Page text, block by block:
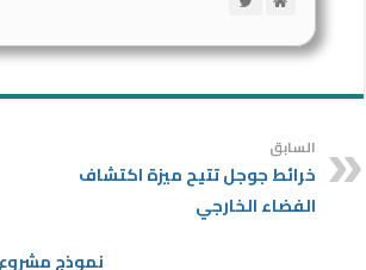
السابق
خرائط جوجل تتيح ميزة اكتشاف
الفضاء الخارجي
نموذج